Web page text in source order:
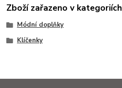
Zboží zařazeno v kategoriích
Módní doplňky
Klíčenky